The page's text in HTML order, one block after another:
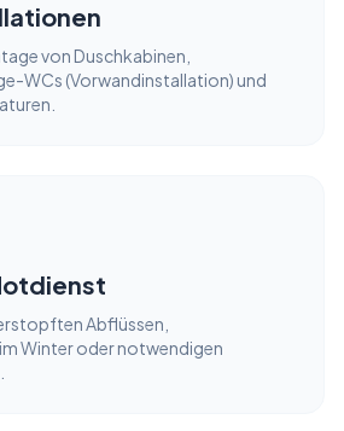
von Duschkabinen,
WCs (Vorwandinstallation) und
Abflüssen,
Winter oder notwendigen